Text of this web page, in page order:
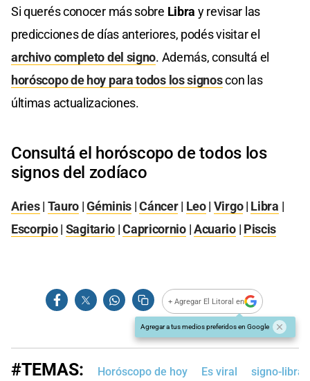
Si querés conocer más sobre Libra y revisar las
predicciones de días anteriores, podés visitar el
archivo completo del signo. Además, consultá el
horóscopo de hoy para todos los signoscon las
últimas actualizaciones.
Consultá el horóscopo de todos los
signos del zodíaco
Aries| Tauro |Géminis |Cáncer| Leo| Virgo| Libra |
Escorpio| Sagitario |Capricornio|Acuario| Piscis
+ Agregar El Litoral en
Agregar a tus medios preferidos en Google
#TEMAS: Horóscopo de hoy Es viral signo-libra